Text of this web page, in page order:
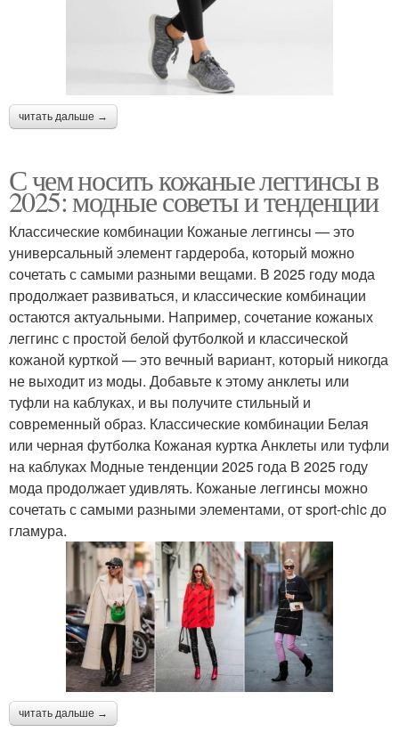
читать дальше →
С чем носить кожаные леггинсы в
2025: модные советы и тенденции
Классические комбинации Кожаные леггинсы — это
универсальный элемент гардероба, который можно
сочетать с самыми разными вещами. В 2025 году мода
продолжает развиваться, и классические комбинации
остаются актуальными. Например, сочетание кожаных
леггинс с простой белой футболкой и классической
кожаной курткой — это вечный вариант, который никогда
не выходит из моды. Добавьте к этому анклеты или
туфли на каблуках, и вы получите стильный и
современный образ. Классические комбинации Белая
или черная футболка Кожаная куртка Анклеты или туфли
на каблуках Модные тенденции 2025 года В 2025 году
мода продолжает удивлять. Кожаные леггинсы можно
сочетать с самыми разными элементами, от sport-chic до
гламура.
читать дальше →